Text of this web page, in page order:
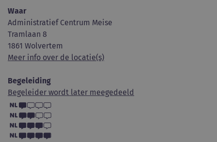
Waar
Administratief Centrum Meise
Tramlaan 8
1861 Wolvertem
Meer info over de locatie(s)
Begeleiding
Begeleider wordt later meegedeeld